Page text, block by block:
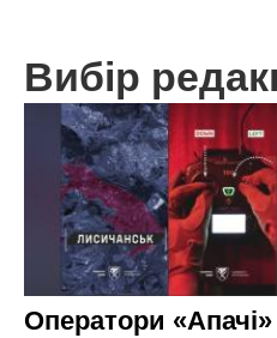
Вибір
Оператори «Апачі»